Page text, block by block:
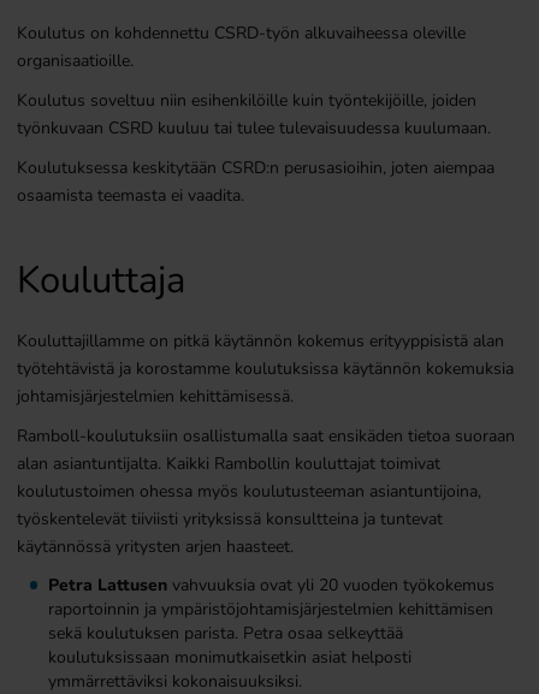
Koulutus on kohdennettu CSRD-työn alkuvaiheessa oleville
organisaatioille.
Koulutus soveltuu niin esihenkilöille kuin työntekijöille, joiden
työnkuvaan CSRD kuuluu tai tulee tulevaisuudessa kuulumaan.
Koulutuksessa keskitytään CSRD:n perusasioihin, joten aiempaa
osaamista teemasta ei vaadita.
Kouluttaja
Kouluttajillamme on pitkä käytännön kokemus erityyppisistä alan
työtehtävistä ja korostamme koulutuksissa käytännön kokemuksia
johtamisjärjestelmien kehittämisessä.
Ramboll-koulutuksiin osallistumalla saat ensikäden tietoa suoraan
alan asiantuntijalta. Kaikki Rambollin kouluttajat toimivat
koulutustoimen ohessa myös koulutusteeman asiantuntijoina,
työskentelevät tiiviisti yrityksissä konsultteina ja tuntevat
käytännössä yritysten arjen haasteet.
Petra Lattusenvahvuuksia ovat yli 20 vuoden työkokemus
raportoinnin ja ympäristöjohtamisjärjestelmien kehittämisen
sekä koulutuksen parista. Petra osaa selkeyttää
koulutuksissaan monimutkaisetkin asiat helposti
ymmärrettäviksi kokonaisuuksiksi.